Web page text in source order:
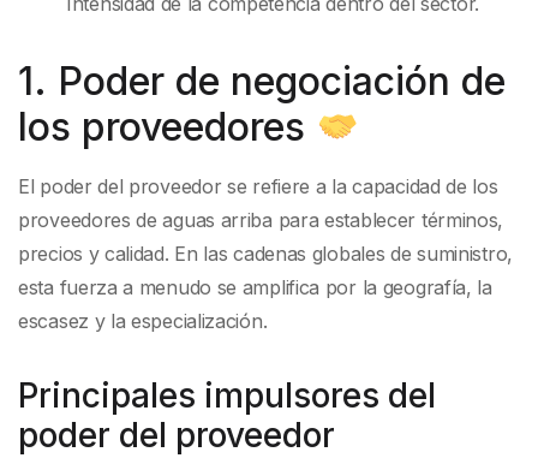
1. Poder de negociación de
los proveedores
El poder del proveedor se refiere a la capacidad de los
proveedores de aguas arriba para establecer términos,
precios y calidad. En las cadenas globales de suministro,
esta fuerza a menudo se amplifica por la geografía, la
escasez y la especialización.
Principales impulsores del
poder del proveedor